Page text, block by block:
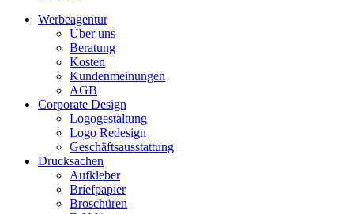
Werbeagentur
Über uns
Beratung
Kosten
Kundenmeinungen
AGB
Corporate Design
Logogestaltung
Logo Redesign
Geschäftsausstattung
Drucksachen
Aufkleber
Briefpapier
Broschüren